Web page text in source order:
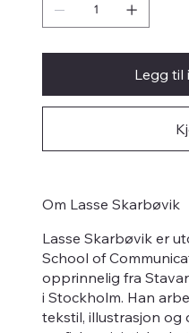
Legg til
Om Lasse Skarbøvik
Lasse Skarbøvik er
School of
opprinnelig fra
i Stockholm. Han
tekstil, illustrasjon og